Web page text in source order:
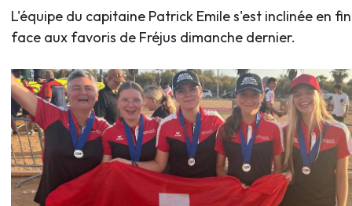
L'équipe du capitaine Patrick Emile s'est inclinée en
face aux favoris de Fréjus dimanche dernier.